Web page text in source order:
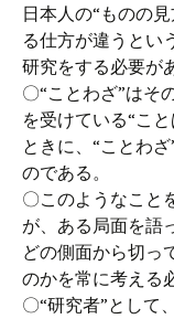
日本人の“ものの
る仕方が違うとい
研究をする必要が
〇“ことわざ”はそ
を受けている“こ
ときに、“ことわ
のである。
〇このようなこと
が、ある局面を語
どの側面から切っ
のかを常に考える
〇“研究者”として